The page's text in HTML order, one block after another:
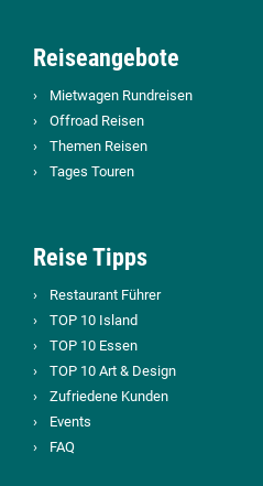
Reiseangebote
Mietwagen Rundreisen
Offroad Reisen
Themen Reisen
Tages Touren
Reise Tipps
Restaurant Führer
TOP 10 Island
TOP 10 Essen
TOP 10 Art & Design
Zufriedene Kunden
Events
FAQ